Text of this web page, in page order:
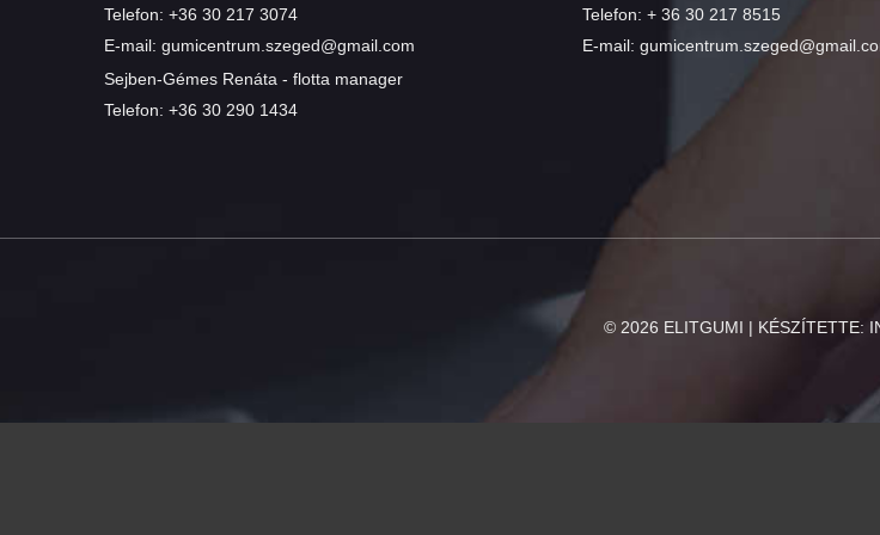
Telefon: +36 30 217 3074
E-mail: gumicentrum.szeged@gmail.com
Sejben-Gémes Renáta - flotta manager
Telefon: +36 30 290 1434
Telefon: + 36 30 217 8515
E-mail:
© 2026 ELITGUMI | KÉSZÍTETTE: